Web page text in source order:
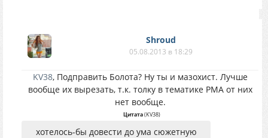
Shroud
05.08.2013 в 18:29
KV38, Подправить Болота? Ну ты и мазохист. Лучше
вообще их вырезать, т.к. толку в тематике РМА от них
нет вообще.
Цитата(KV38)
хотелось-бы довести до ума сюжетную